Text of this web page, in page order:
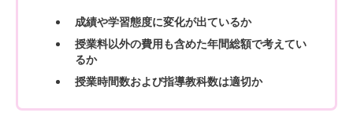
成績や学習態度に変化が出ているか
授業料以外の費用も含めた年間総額で考えてい
るか
授業時間数および指導教科数は適切か